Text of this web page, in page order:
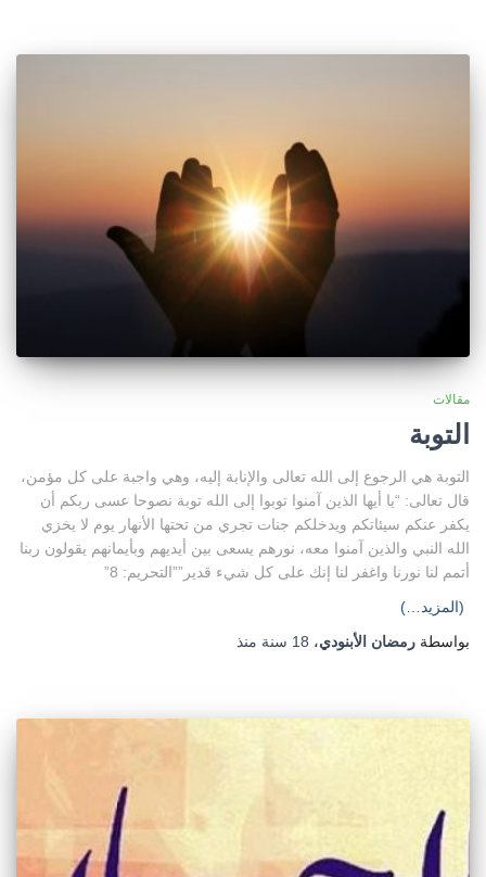
مقالات
التوبة
التوبة هي الرجوع إلى الله تعالى والإنابة إليه، وهي واجبة على كل مؤمن،
قال تعالى: “يا أيها الذين آمنوا توبوا إلى الله توبة نصوحا عسى ربكم أن
يكفر عنكم سيئاتكم ويدخلكم جنات تجري من تحتها الأنهار يوم لا يخزي
الله النبي والذين آمنوا معه، نورهم يسعى بين أيديهم وبأيمانهم يقولون ربنا
أتمم لنا نورنا واغفر لنا إنك على كل شيء قدير””التحريم: 8”
(المزيد…)
بواسطة رمضان الأبنودي، 18 سنة منذ